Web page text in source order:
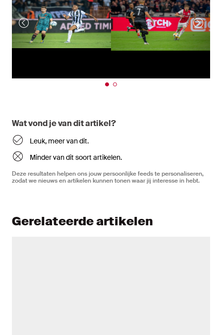
Wat vond je van dit artikel?
Leuk, meer van dit.
Minder van dit soort artikelen.
Deze resultaten helpen ons jouw persoonlijke feeds te personaliseren,
zodat we nieuws en artikelen kunnen tonen waar jij interesse in hebt.
Gerelateerde artikelen